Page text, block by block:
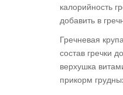
калорийность
добавить в
Гречневая
состав гречки
верхушка
прикорм